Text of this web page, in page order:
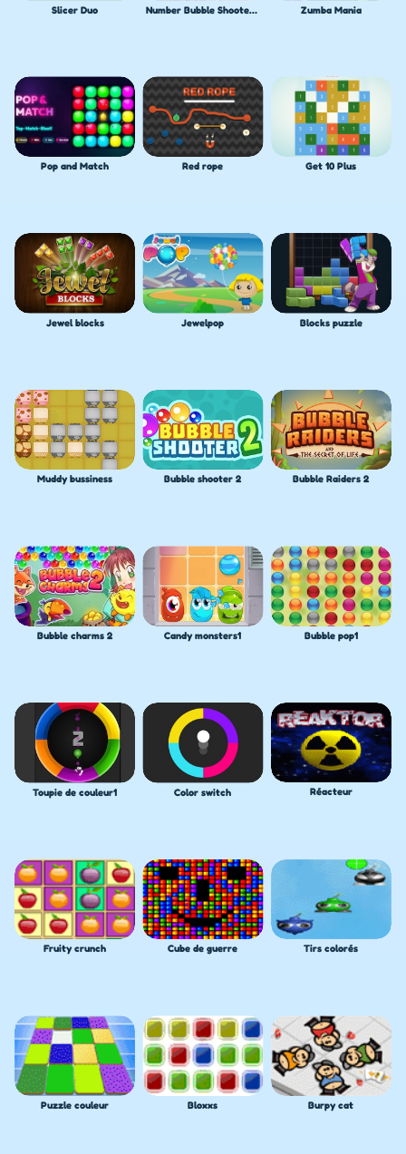
Slicer Duo Number Bubble Shooter Wild West Zumba Mania
Pop and Match Red rope Get 10 Plus
Jewel blocks Jewelpop Blocks puzzle
Muddy bussiness Bubble shooter 2 Bubble Raiders 2
Bubble charms 2 Candy monsters1 Bubble pop1
Toupie de couleur1 Color switch Réacteur
Fruity crunch Cube de guerre Tirs colorés
Puzzle couleur Bloxxs Burpy cat